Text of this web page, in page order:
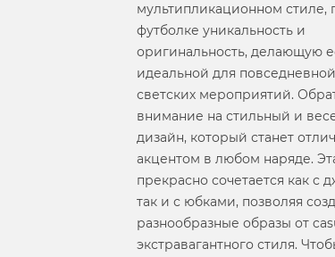
мультипликационном стиле,
футболке уникальность и
оригинальность, делающую
идеальной для
светских мероприятий.
внимание на стильный и
дизайн, который станет
акцентом в любом наряде.
прекрасно сочетается как с
так и с юбками, позволяя
разнообразные образы от
экстравагантного стиля.